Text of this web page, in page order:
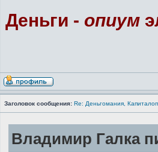
Деньги - опиум
Заголовок сообщения: Re: Деньгомания,
Владимир Галка